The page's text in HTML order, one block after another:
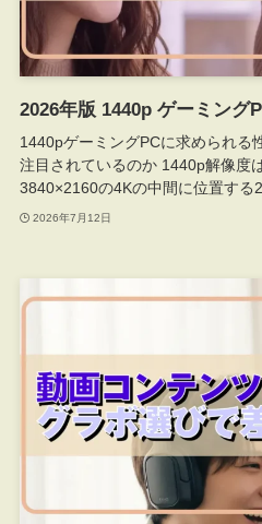
2026年版 1440p ゲーミング
1440pゲーミングPCに求められる
注目されているのか 1440p解像度
3840×2160の4Kの中間に位置する
2026年7月12日